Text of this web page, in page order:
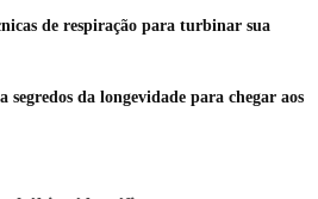
de respiração para turbinar sua
segredos da longevidade para chegar aos